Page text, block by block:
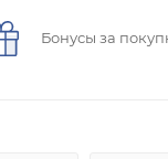
Бонусы за